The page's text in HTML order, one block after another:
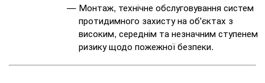
Монтаж, технічне обслуговування систем
протидимного захисту на об'єктах з
високим, середнім та незначним ступенем
ризику щодо пожежної безпеки.